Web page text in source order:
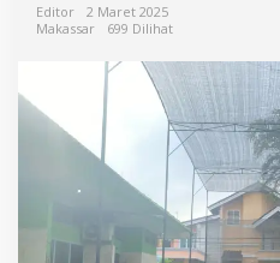
d
n
,
9
0
S
a
n
Editor
2 Maret 2025
Makassar
699 Dilihat